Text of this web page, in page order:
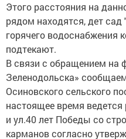
Этого расстояния на
рядом находятся, дет
горячего водоснабжения
подтекают.
В связи с обращением на
Зеленодольска»
Осиновского сельского
настоящее время
и ул.40 лет Победы со
карманов согласно